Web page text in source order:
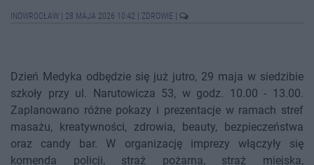
INOWROCŁAW 28 MAJA 2026 10:42 ZDROWIE
Dzień Medyka odbędzie się już jutro, 29 maja w siedzibie
szkoły przy ul. Narutowicza 53, w godz. 10.00 - 13.00.
Zaplanowano różne pokazy i prezentacje w ramach stref
masażu, kreatywności, zdrowia, beauty, bezpieczeństwa
oraz candy bar. W organizację imprezy włączyły się
komenda policji, straż pożarna, straż miejska,